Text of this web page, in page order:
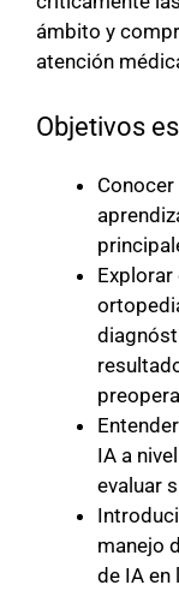
ámbito y
atención
Objetivos
IA a
evaluar
manejo
de IA en